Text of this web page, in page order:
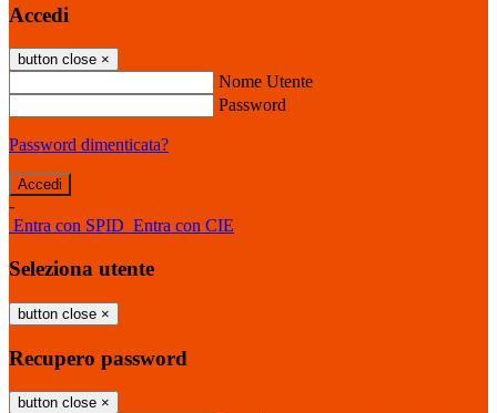
Accedi
button close ×
Nome Utente
Password
Password dimenticata?
-
Entra con SPID Entra con CIE
Seleziona utente
button close ×
Recupero password
button close ×